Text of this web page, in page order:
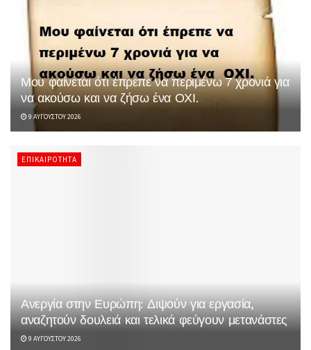
Μου φαίνεται ότι έπρεπε να περιμένω 7 χρονιά για
να ακούσω και να ζήσω ένα ΟΧΙ.
9 ΑΥΓΟΎΣΤΟΥ 2026
ΕΠΙΚΑΙΡΌΤΗΤΑ
Ανεργία στην Ευρώπη: Διψούν για εργασία,
αναζητούν δουλειά και τελικά φεύγουν μετανάστες
9 ΑΥΓΟΎΣΤΟΥ 2026